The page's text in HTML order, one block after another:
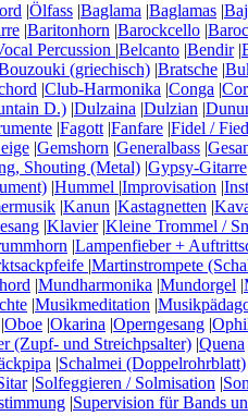
|Ölfass |Baglama |Baglamas |
|Baritonhorn |Barockcello |
Percussion |Belcanto |Bendir|
(griechisch) |Bratsche |
|Club-Harmonika |Conga |
D.) |Dulzaina |Dulzian |
|Fagott|Fanfare |Fidel /
|Gemshorn |Generalbass |
Shouting (Metal) |Gypsy-Gitarre
|Hummel |Improvisation |
|Kanun |Kastagnetten |
|Klavier|Kleine Trommel /
|Lampenfieber +
|Martinstrompete
|Mundharmonika |Mundorgel |
|Musikmeditation |
|Oboe |Okarina |Operngesang |
(Zupf- und Streichpsalter) |Quena
|Schalmei (Doppelrohrblatt)
|Solfeggieren / Solmisation |
|Supervision für Bands